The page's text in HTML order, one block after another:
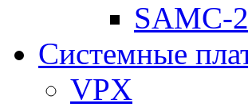
SAMC-
Системные
VPX